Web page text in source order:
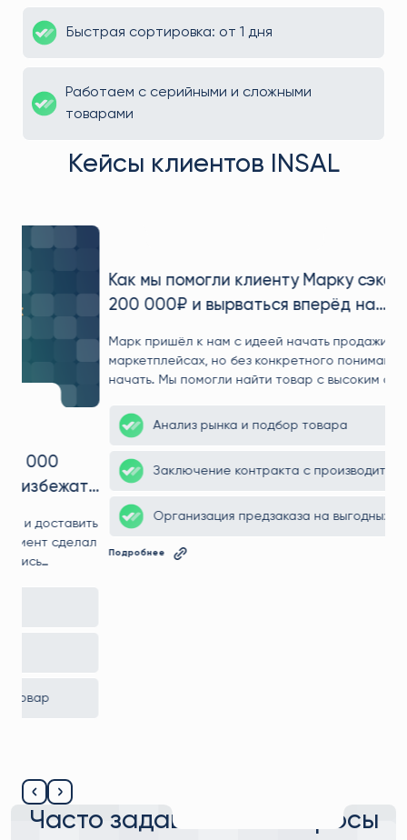
Быстрая сортировка: от 1 дня
Работаем с серийными и сложными
товарами
Кейсы клиентов INSAL
Как мы помогли клиенту Марку сэкономить
200 000₽ и вырваться вперёд на
маркетплейсе
Марк пришёл к нам с идеей начать продажи на
маркетплейсах, но без конкретного понимания — с чего
начать. Мы помогли найти товар с высоким спросом,
Часто задаваемые вопросы